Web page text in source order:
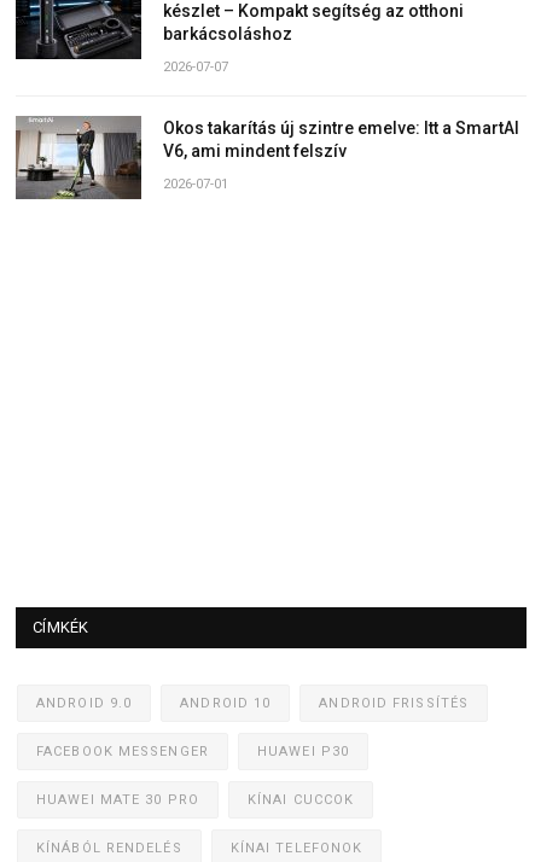
készlet – Kompakt segítség az otthoni
barkácsoláshoz
2026-07-07
Okos takarítás új szintre emelve: Itt a SmartAI
V6, ami mindent felszív
2026-07-01
CÍMKÉK
ANDROID 9.0 ANDROID 10 ANDROID FRISSÍTÉS
FACEBOOK MESSENGER HUAWEI P30
HUAWEI MATE 30 PRO KÍNAI CUCCOK
KÍNÁBÓL RENDELÉS KÍNAI TELEFONOK